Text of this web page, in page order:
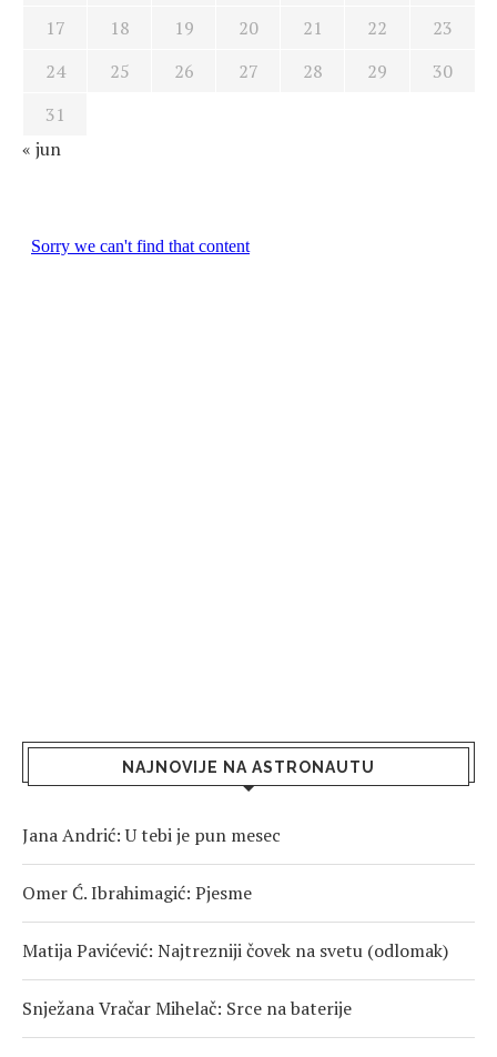
17
18 19 20 21 22
23
24
25 26 27 28 29
30
31
« jun
NAJNOVIJE NA ASTRONAUTU
Jana Andrić: U tebi je pun mesec
Omer Ć. Ibrahimagić: Pjesme
Matija Pavićević: Najtrezniji čovek na svetu (odlomak)
Snježana Vračar Mihelač: Srce na baterije